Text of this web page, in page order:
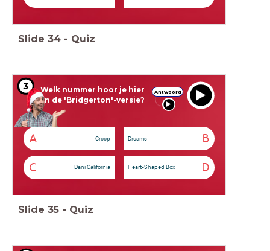
Slide 34 - Quiz
3 Antwoord
Welk nummer hoor je hier
in de 'Bridgerton'-versie?
A Creep B
Dreams
C Dani California D
Heart-Shaped Box
Slide 35 - Quiz